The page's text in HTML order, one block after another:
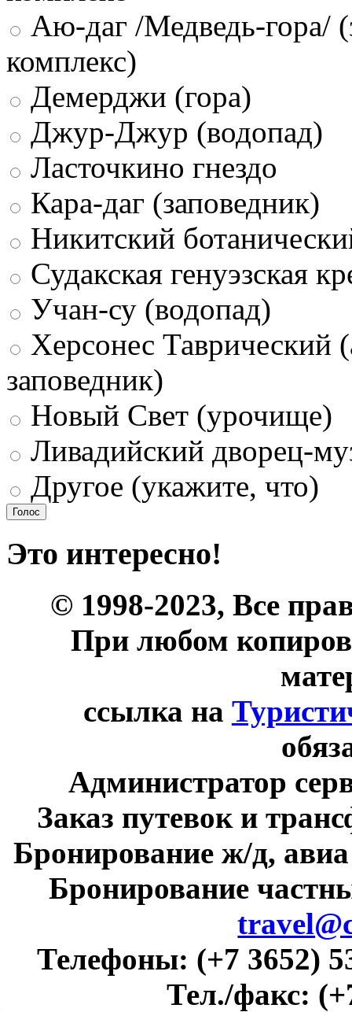
Аю-даг /Медведь-гора/
комплекс)
Демерджи (гора)
Джур-Джур (водопад)
Ласточкино гнездо
Кара-даг (заповедник)
Никитский
Судакская генуэзская
Учан-су (водопад)
Херсонес Таврический
заповедник)
Новый Свет (урочище)
Ливадийский дворец-
Другое (укажите, что)
Это интересно!
© 1998-2023, Все
При любом
ссылка на
Администратор
Заказ путевок и
Бронирование ж/д,
Бронирование
Телефоны: (+7 3652)
Тел./факс: